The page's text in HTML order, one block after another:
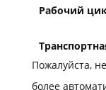
Рабочий
Пожалуйста,
более